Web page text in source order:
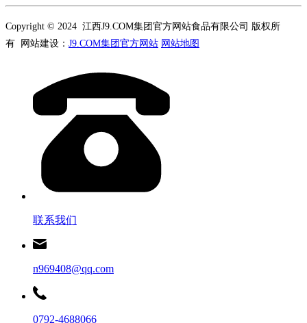
Copyright © 2024 江西J9.COM集团官方网站食品有限公司 版权所
有 网站建设： J9.COM集团官方网站 网站地图
联系我们
n969408@qq.com
0792-4688066